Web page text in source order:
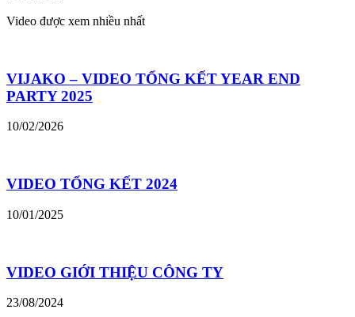
Video được xem nhiều nhất
VIJAKO – VIDEO TỔNG KẾT YEAR END
PARTY 2025
10/02/2026
VIDEO TỔNG KẾT 2024
10/01/2025
VIDEO GIỚI THIỆU CÔNG TY
23/08/2024